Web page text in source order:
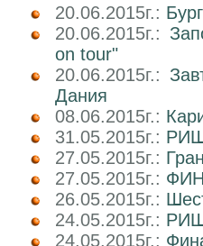
20.06.2015г.:
20.06.2015г.:
on tour"
20.06.2015г.:
Дания
08.06.2015г.:
31.05.2015г.:
27.05.2015г.:
27.05.2015г.:
26.05.2015г.:
24.05.2015г.: РИШ
24.05.2015г.: